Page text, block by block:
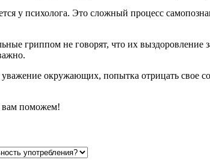
у психолога. Это сложный процесс
гриппом не говорят, что их
окружающих, попытка отрицать свое
вам поможем!